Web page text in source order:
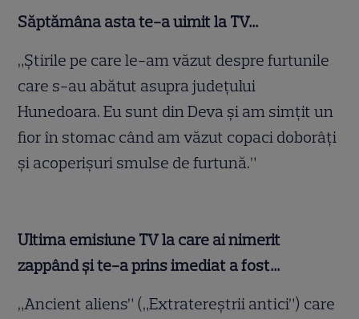
Săptămâna asta te-a uimit la TV…
„Ştirile pe care le-am văzut despre furtunile
care s-au abătut asupra judeţului
Hunedoara. Eu sunt din Deva şi am simţit un
fior în stomac când am văzut copaci doborâţi
şi acoperişuri smulse de furtună.”
Ultima emisiune TV la care ai nimerit
zappând şi te-a prins imediat a fost…
„Ancient aliens” („Extratereştrii antici”) care